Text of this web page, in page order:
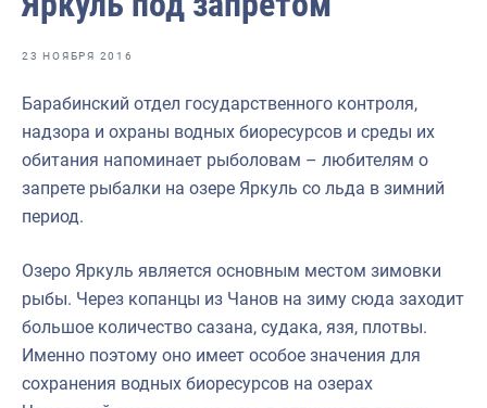
Отраслевые СМИ
Выставки и конференции
Научно-практическая литература
Рыбоохрана России
Отрасль в цифрах
Инфографика
Большая африканская экспедиция
Укрепление духовно-нравственных ценностей
23 НОЯБРЯ 2016
Барабинский отдел государственного контроля,
надзора и охраны водных биоресурсов и среды их
обитания напоминает рыболовам – любителям о
запрете рыбалки на озере Яркуль со льда в зимний
период.
Озеро Яркуль является основным местом зимовки
рыбы. Через копанцы из Чанов на зиму сюда заходит
большое количество сазана, судака, язя, плотвы.
Именно поэтому оно имеет особое значения для
сохранения водных биоресурсов на озерах